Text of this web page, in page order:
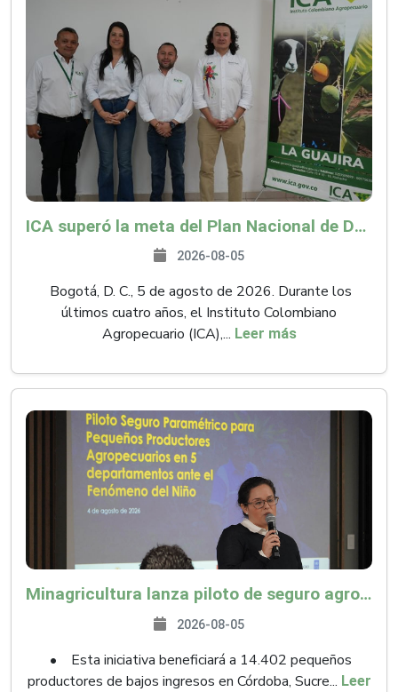
ICA superó la meta del Plan Nacional de Desarrollo y abrió 61 mercados internacionales
2026-08-05
Bogotá, D. C., 5 de agosto de 2026. Durante los
últimos cuatro años, el Instituto Colombiano
Agropecuario (ICA),... Leer más
Minagricultura lanza piloto de seguro agropecuario por $9.625 millones para proteger a más de 14.000 pequeños productores contra riesgos del Fenómeno de El Niño
2026-08-05
• Esta iniciativa beneficiará a 14.402 pequeños
productores de bajos ingresos en Córdoba, Sucre... Leer